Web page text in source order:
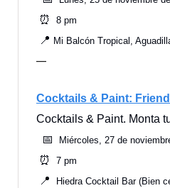
⏰ 8 pm
📍 Mi Balcón Tropical,
—
Cocktails & Paint:
Cocktails & Paint. Monta
📅
Miércoles, 27 de
⏰ 7 pm
📍 Hiedra Cocktail Bar (Bien